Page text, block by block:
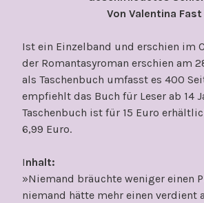
Von Valentina Fast
Ist ein Einzelband und erschien im
der Romantasyroman erschien am
als Taschenbuch umfasst es 400
empfiehlt das Buch für Leser ab 14
Taschenbuch ist für 15 Euro
6,99 Euro.
Inhalt:
»Niemand bräuchte weniger einen
niemand hätte mehr einen verdient